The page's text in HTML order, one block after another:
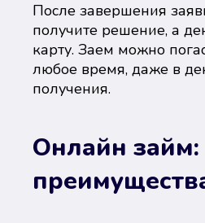
После завершения
получите решение, а
карту. Заем можно
любое время, даже в
получения.
Онлайн займ: